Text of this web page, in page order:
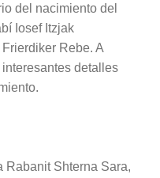
del nacimiento del
Iosef Itzjak
Rebe. A
detalles
Rabanit Shterna Sara,